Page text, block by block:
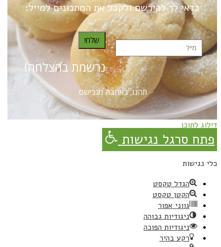
כדאי לך להירשם ולקבל את המתכונים למייל:
שלח!
נרשמת בהצלחה!
תהנו, באהבה מגבישס.
דילוג לתוכן
פתח סרגל נגישות
כלי נגישות
הגדל טקסט
הקטן טקסט
גווני אפור
ניגודיות גבוהה
ניגודיות הפוכה
רקע בהיר